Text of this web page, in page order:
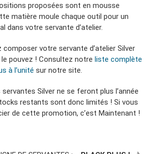
proposées sont en mousse
matière moule chaque outil pour un
dans votre servante d’atelier.
votre servante d’atelier Silver
pouvez ! Consultez notre liste complète
à l’unité sur notre site.
servantes Silver ne se feront plus l’année
restants sont donc limités ! Si vous
de cette promotion, c’est Maintenant !